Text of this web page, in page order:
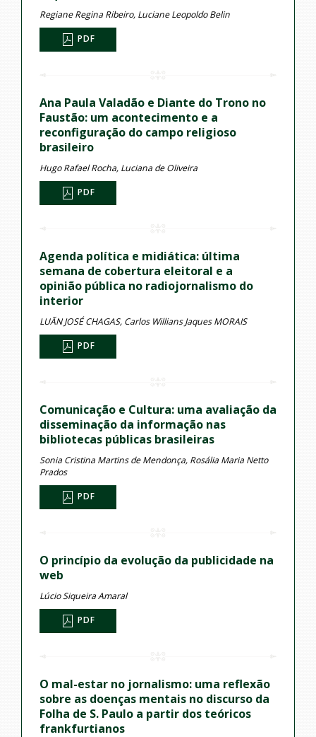
Regiane Regina Ribeiro, Luciane Leopoldo Belin
PDF
Ana Paula Valadão e Diante do Trono no
Faustão: um acontecimento e a
reconfiguração do campo religioso
brasileiro
Hugo Rafael Rocha, Luciana de Oliveira
PDF
Agenda política e midiática: última
semana de cobertura eleitoral e a
opinião pública no radiojornalismo do
interior
LUÃN JOSÉ CHAGAS, Carlos Willians Jaques MORAIS
PDF
Comunicação e Cultura: uma avaliação da
disseminação da informação nas
bibliotecas públicas brasileiras
Sonia Cristina Martins de Mendonça, Rosália Maria Netto
Prados
PDF
O princípio da evolução da publicidade na
web
Lúcio Siqueira Amaral
PDF
O mal-estar no jornalismo: uma reflexão
sobre as doenças mentais no discurso da
Folha de S. Paulo a partir dos teóricos
frankfurtianos